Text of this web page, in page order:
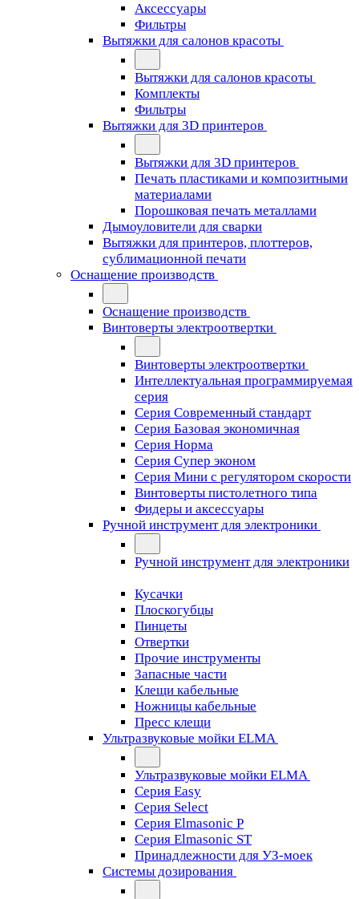
Аксессуары
Фильтры
Вытяжки для салонов красоты
Вытяжки для салонов красоты
Комплекты
Фильтры
Вытяжки для 3D принтеров
Вытяжки для 3D принтеров
Печать пластиками и композитными
материалами
Порошковая печать металлами
Дымоуловители для сварки
Вытяжки для принтеров, плоттеров,
сублимационной печати
Оснащение производств
Оснащение производств
Винтоверты электроотвертки
Винтоверты электроотвертки
Интеллектуальная программируемая
серия
Серия Современный стандарт
Серия Базовая экономичная
Серия Норма
Серия Cупер эконом
Серия Мини с регулятором скорости
Винтоверты пистолетного типа
Фидеры и аксессуары
Ручной инструмент для электроники
Ручной инструмент для электроники
Кусачки
Плоскогубцы
Пинцеты
Отвертки
Прочие инструменты
Запасные части
Клещи кабельные
Ножницы кабельные
Пресс клещи
Ультразвуковые мойки ELMA
Ультразвуковые мойки ELMA
Серия Easy
Серия Select
Серия Elmasonic P
Серия Elmasonic ST
Принадлежности для УЗ-моек
Системы дозирования